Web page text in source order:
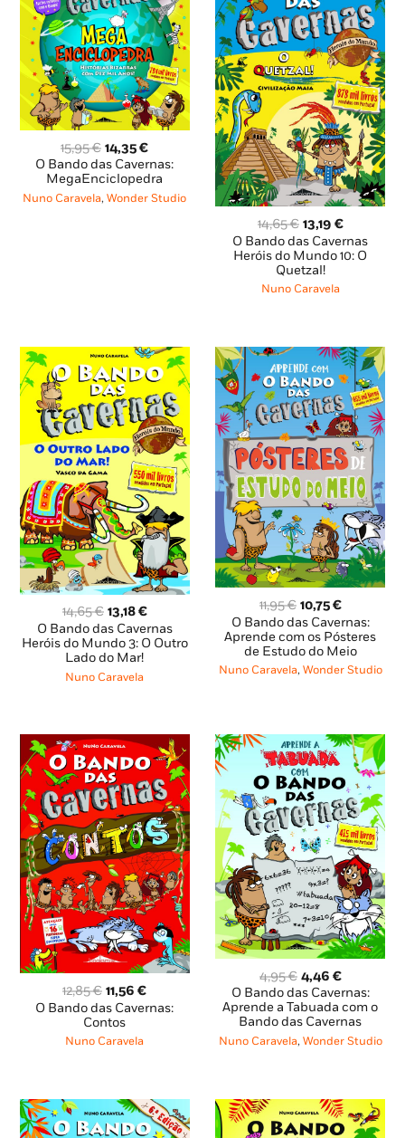
15,95€ O
preço
original
era:
14,35€O
preço
atual
é:
O Bando das Cavernas:
MegaEnciclopedra
Nuno Caravela,Wonder Studio
14,65€ O
preço
original
era:
14,65 €.
13,19 €O
preço
atual
O Bando das Cavernas
Heróis do Mundo 10: O
Quetzal!
Nuno Caravela
14,65€ O
preço
original
era:
14,65 €.
13,18€O
preço
atual
O Bando das Cavernas
Heróis do Mundo 3: O Outro
Lado do Mar!
Nuno Caravela
11,95€ O
preço
original
era:
11,95 €.
10,75€O
preço
atual
é:
10,75 €.
O Bando das Cavernas:
Aprende com os Pósteres
de Estudo do Meio
Nuno Caravela, Wonder Studio
12,85€ O
preço
original
era:
11,56€O
preço
O Bando das Cavernas:
Contos
Nuno Caravela
4,95€ O
preço
original
era:
4,95 €.
4,46 €O
preço
atual
é:
4,46 €.
O Bando das Cavernas:
Aprende a Tabuada com o
Bando das Cavernas
Nuno Caravela, Wonder Studio